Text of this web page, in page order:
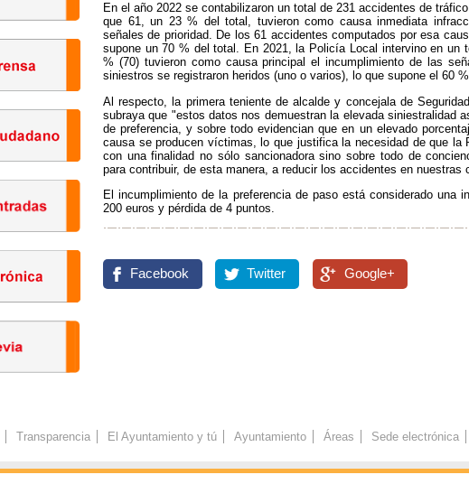
En el año 2022 se contabilizaron un total de 231 accidentes de
que 61, un 23 % del total, tuvieron como causa inmediata
señales de prioridad. De los 61 accidentes computados por esa
supone un 70 % del total. En 2021, la Policía Local intervino en un
% (70) tuvieron como causa principal el incumplimiento de las
siniestros se registraron heridos (uno o varios), lo que supone el 60
Al respecto, la primera teniente de alcalde y concejala de
subraya que "estos datos nos demuestran la elevada siniestralidad
de preferencia, y sobre todo evidencian que en un elevado
causa se producen víctimas, lo que justifica la necesidad de que
con una finalidad no sólo sancionadora sino sobre todo de
para contribuir, de esta manera, a reducir los accidentes en nuestras
El incumplimiento de la preferencia de paso está considerado una
200 euros y pérdida de 4 puntos.
Facebook Twitter Google+
Transparencia El Ayuntamiento y tú Ayuntamiento Áreas Sede electrónica